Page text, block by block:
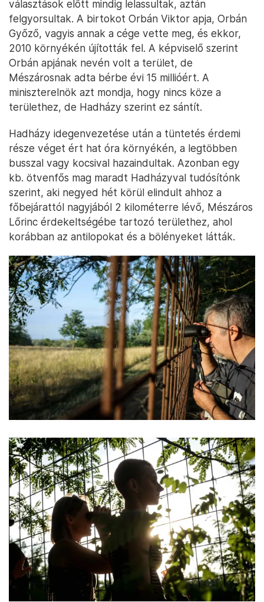
választások előtt mindig lelassultak, aztán
felgyorsultak. A birtokot Orbán Viktor apja, Orbán
Győző, vagyis annak a cége vette meg, és ekkor,
2010 környékén újították fel. A képviselő szerint
Orbán apjának nevén volt a terület, de
Mészárosnak adta bérbe évi 15 millióért. A
miniszterelnök azt mondja, hogy nincs köze a
területhez, de Hadházy szerint ez sántít.
Hadházy idegenvezetése után a tüntetés érdemi
része véget ért hat óra környékén, a legtöbben
busszal vagy kocsival hazaindultak. Azonban egy
kb. ötvenfős mag maradt Hadházyval tudósítónk
szerint, aki negyed hét körül elindult ahhoz a
főbejárattól nagyjából 2 kilométerre lévő, Mészáros
Lőrinc érdekeltségébe tartozó területhez, ahol
korábban az antilopokat és a bölényeket látták.